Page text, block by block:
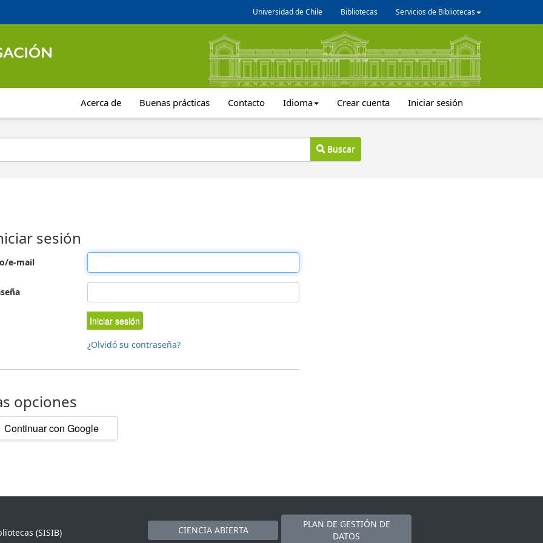
Universidad de Chile Bibliotecas Servicios de Bibliotecas
Acerca de Buenas prácticas Contacto Idioma Crear cuenta Iniciar sesión
Buscar
sesión
e-mail
Iniciar sesión
¿Olvidó su contraseña?
opciones
Continuar con Google
(SISIB)
CIENCIA ABIERTA
PLAN DE GESTIÓN DE
DATOS